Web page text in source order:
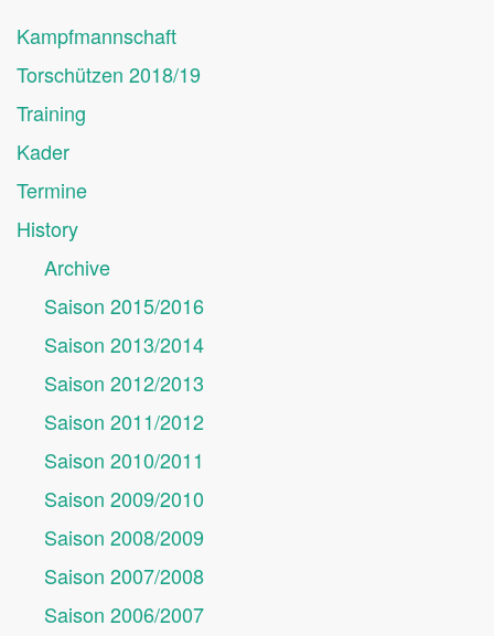
Kampfmannschaft
Torschützen 2018/19
Training
Kader
Termine
History
Archive
Saison 2015/2016
Saison 2013/2014
Saison 2012/2013
Saison 2011/2012
Saison 2010/2011
Saison 2009/2010
Saison 2008/2009
Saison 2007/2008
Saison 2006/2007